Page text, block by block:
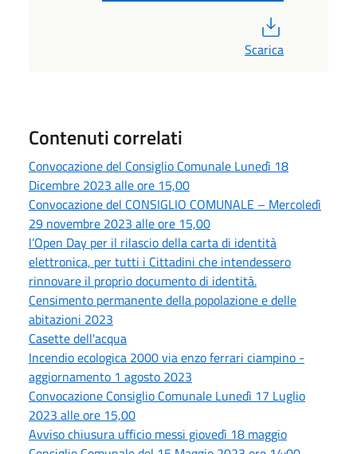
Scarica
Contenuti correlati
Convocazione del Consiglio Comunale Lunedì 18
Dicembre 2023 alle ore 15,00
Convocazione del CONSIGLIO COMUNALE – Mercoledì
29 novembre 2023 alle ore 15,00
l’Open Day per il rilascio della carta di identità
elettronica, per tutti i Cittadini che intendessero
rinnovare il proprio documento di identità.
Censimento permanente della popolazione e delle
abitazioni 2023
Casette dell'acqua
Incendio ecologica 2000 via enzo ferrari ciampino -
aggiornamento 1 agosto 2023
Convocazione Consiglio Comunale Lunedì 17 Luglio
2023 alle ore 15,00
Avviso chiusura ufficio messi giovedì 18 maggio